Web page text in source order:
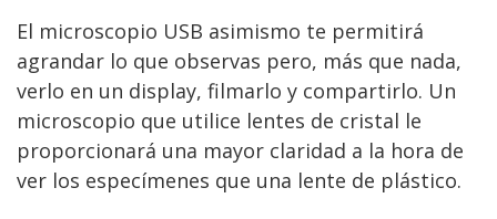
El microscopio USB asimismo te permitirá
agrandar lo que observas pero, más que nada,
verlo en un display, filmarlo y compartirlo. Un
microscopio que utilice lentes de cristal le
proporcionará una mayor claridad a la hora de
ver los especímenes que una lente de plástico.